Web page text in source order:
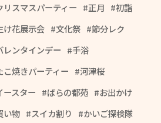
リスマスパーティー
正月
初詣
け花展示会
文化祭
節分レク
レンタインデー
手浴
こ焼きパーティー
河津桜
ースター
ばらの都苑
お出かけ
い物
スイカ割り
かいご探検隊